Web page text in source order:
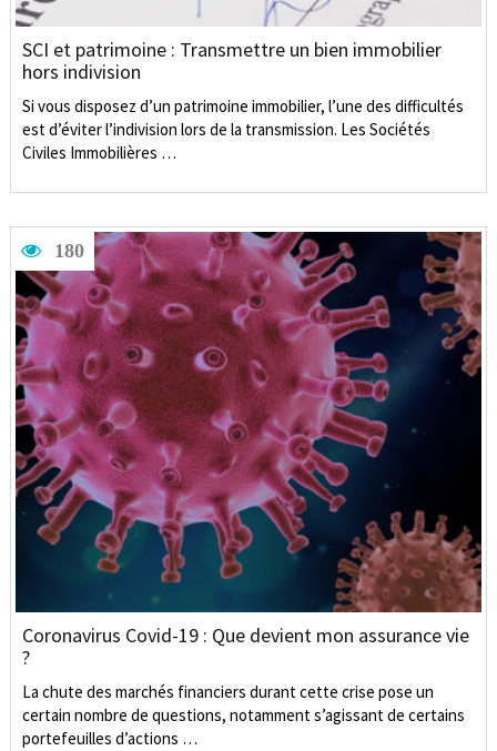
SCI et patrimoine : Transmettre un bien immobilier
hors indivision
Si vous disposez d’un patrimoine immobilier, l’une des difficultés
est d’éviter l’indivision lors de la transmission. Les Sociétés
Civiles Immobilières …
180
Coronavirus Covid-19 : Que devient mon assurance vie
?
La chute des marchés financiers durant cette crise pose un
certain nombre de questions, notamment s’agissant de certains
portefeuilles d’actions …